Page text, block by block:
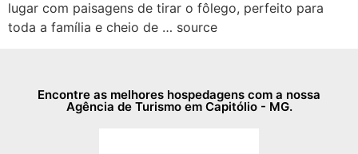
lugar com paisagens de tirar o fôlego, perfeito para
toda a família e cheio de … source
Encontre as melhores hospedagens com a nossa
Agência de Turismo em Capitólio - MG.